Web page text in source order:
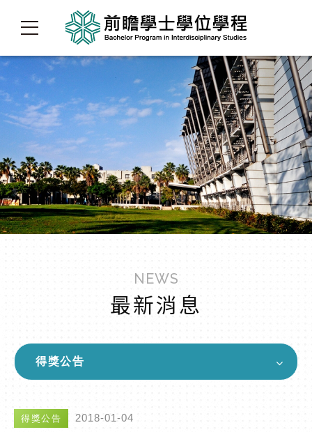
NEWS
最新消息
得獎公告
得獎公告 2018-01-04